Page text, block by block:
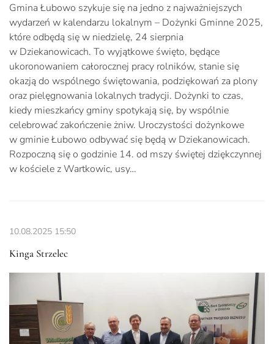
Gmina Łubowo szykuje się na jedno z najważniejszych
wydarzeń w kalendarzu lokalnym – Dożynki Gminne 2025,
które odbędą się w niedzielę, 24 sierpnia
w Dziekanowicach. To wyjątkowe święto, będące
ukoronowaniem całorocznej pracy rolników, stanie się
okazją do wspólnego świętowania, podziękowań za plony
oraz pielęgnowania lokalnych tradycji. Dożynki to czas,
kiedy mieszkańcy gminy spotykają się, by wspólnie
celebrować zakończenie żniw. Uroczystości dożynkowe
w gminie Łubowo odbywać się będą w Dziekanowicach.
Rozpoczną się o godzinie 14. od mszy świętej dziękczynnej
w kościele z Wartkowic, usy…
10.08.2025 15:50
Kinga Strzelec